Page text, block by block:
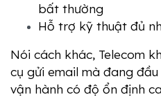
bất thường
Hỗ trợ kỹ thuật đủ
Nói cách khác, Telecom
cụ gửi email mà đang
vận hành có độ ổn định